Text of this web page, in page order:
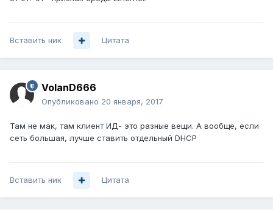
Вставить ник Цитата
VolanD666
Опубликовано 20 января, 2017
Там не мак, там клиент ИД- это разные вещи. А вообще, если
сеть большая, лучше ставить отдельный DHCP
Вставить ник Цитата